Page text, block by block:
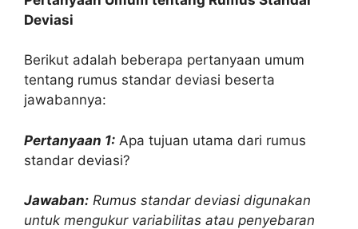
Deviasi
Berikut adalah beberapa pertanyaan umum
tentang rumus standar deviasi beserta
jawabannya:
Pertanyaan 1: Apa tujuan utama dari rumus
standar deviasi?
Jawaban: Rumus standar deviasi digunakan
untuk mengukur variabilitas atau penyebaran